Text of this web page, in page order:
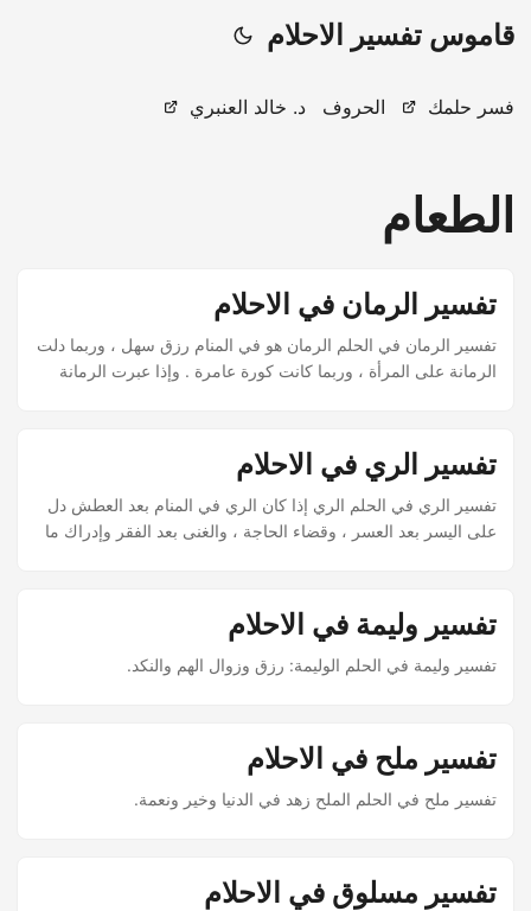
قاموس تفسير الاحلام
فسر حلمك الحروف د. خالد العنبري
الطعام
تفسير الرمان في الاحلام
تفسير الرمان في الحلم الرمان هو في المنام رزق سهل ، وربما دلت
الرمانة على المرأة ، وربما كانت كورة عامرة . وإذا عبرت الرمانة
تفسير الري في الاحلام
تفسير الري في الحلم الري إذا كان الري في المنام بعد العطش دل
على اليسر بعد العسر ، وقضاء الحاجة ، والغنى بعد الفقر وإدراك ما
تفسير وليمة في الاحلام
تفسير وليمة في الحلم الوليمة: رزق وزوال الهم والنكد.
تفسير ملح في الاحلام
تفسير ملح في الحلم الملح زهد في الدنيا وخير ونعمة.
تفسير مسلوق في الاحلام